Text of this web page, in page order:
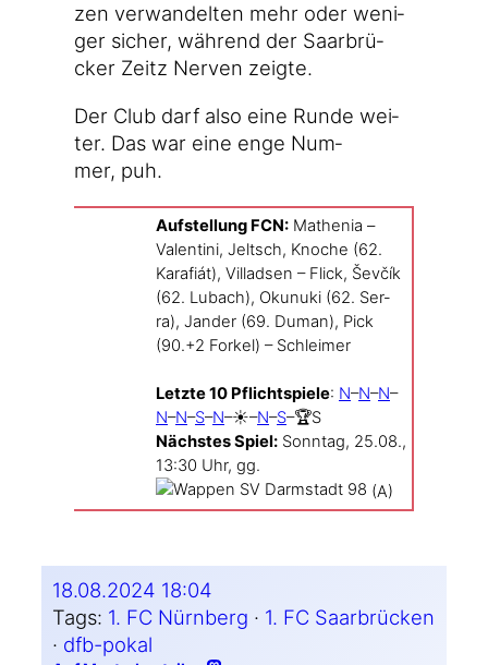
zen ver­wan­del­ten mehr oder weni­
ger sicher, wäh­rend der Saar­brü­
cker Zeitz Ner­ven zeigte.
Der Club darf also eine Run­de wei­
ter. Das war eine enge Num­
mer, puh.
Auf­stel­lung FCN: Mathe­nia –
Valen­ti­ni, Jeltsch, Kno­che (62.
Kara­fiát), Vil­lad­sen – Flick, Ševčík
(62. Lubach), Okunu­ki (62. Ser­
ra), Jan­der (69. Duman), Pick
(90.+2 For­kel) – Schlei­mer
Letz­te 10 Pflicht­spie­le: N–N–N–
N–N–S–N–☀️–N–S–🏆S
Nächs­tes Spiel: Sonn­tag, 25.08.,
13:30 Uhr, gg.
(A)
18.08.2024 18:04
Tags: 1. FC Nürnberg · 1. FC Saarbrücken
· dfb-pokal